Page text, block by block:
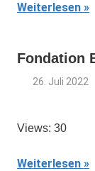
Weiterlesen
Fondation
26. Juli 2022
Views: 30
Weiterlesen